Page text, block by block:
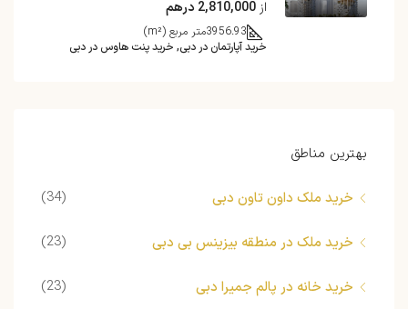
از 2,810,000 درهم
3956.93متر مربع (m²)
خرید آپارتمان در دبی, خرید پنت هاوس در دبی
بهترین مناطق
خرید ملک داون تاون دبی (34)
خرید ملک در منطقه بیزینس بی دبی (23)
خرید خانه در پالم جمیرا دبی (23)